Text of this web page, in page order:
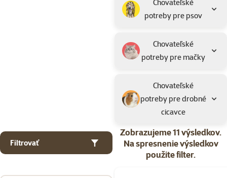
Chovateľské
potreby pre psov
Chovateľské
potreby pre mačky
Chovateľské
potreby pre drobné
cicavce
Filtrovať
Zobrazujeme 11 výsledkov.
Na spresnenie výsledkov
použite filter.